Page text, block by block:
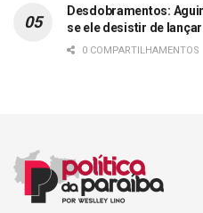
Desdobramentos:
se ele desistir de
0 COMPARTILHAMENTOS